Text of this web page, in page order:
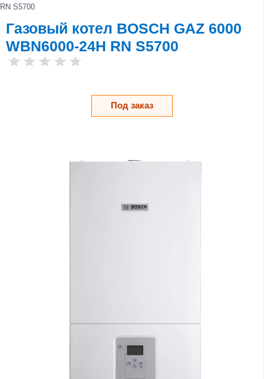
RN S5700
Газовый котел BOSCH GAZ 6000
WBN6000-24H RN S5700
Под заказ